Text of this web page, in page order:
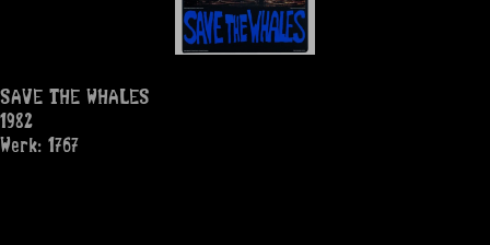
SAVE THE WHALES
1982
Werk: 1767